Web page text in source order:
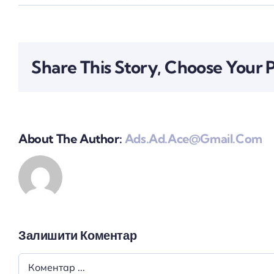
Share This Story, Choose Your
About The Author: Ads.ad.ace@gmail.com
Залишити Коментар
Comment